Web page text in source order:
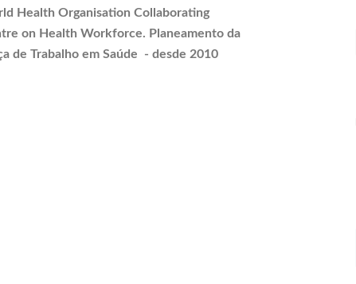
Health Organisation Collaborating
on Health Workforce. Planeamento da
de Trabalho em Saúde - desde 2010